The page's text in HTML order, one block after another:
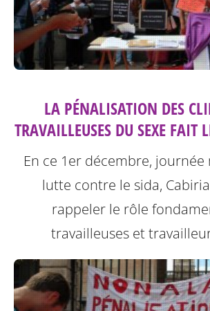
LA PÉNALISATION DES
TRAVAILLEUSES DU SEXE FAIT
En ce 1er décembre,
lutte contre le sida,
rappeler le rôle
travailleuses et